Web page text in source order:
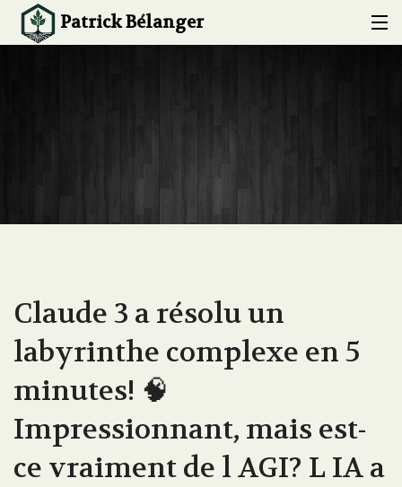
Patrick Bélanger
Claude 3 a résolu un
labyrinthe complexe en 5
minutes! 🧠
Impressionnant, mais est-
ce vraiment de l AGI? L IA a